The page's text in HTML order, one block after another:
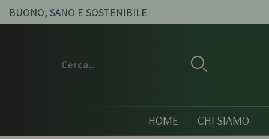
BUONO, SANO E SOSTENIBILE
HOME CHI SIAMO